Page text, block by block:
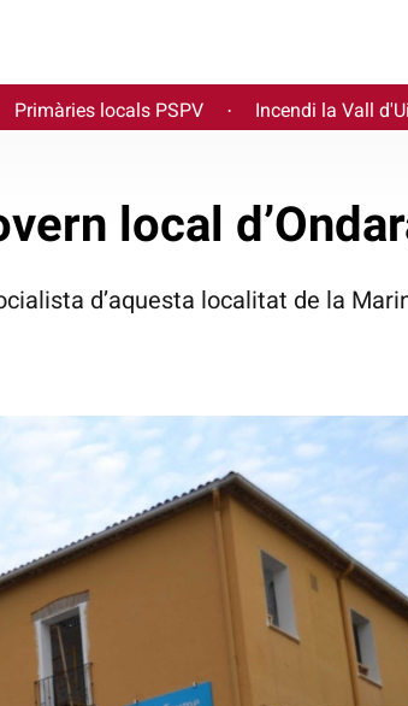
Primàries locals PSPV · Incendi la Vall
local
d’aquesta localitat de la